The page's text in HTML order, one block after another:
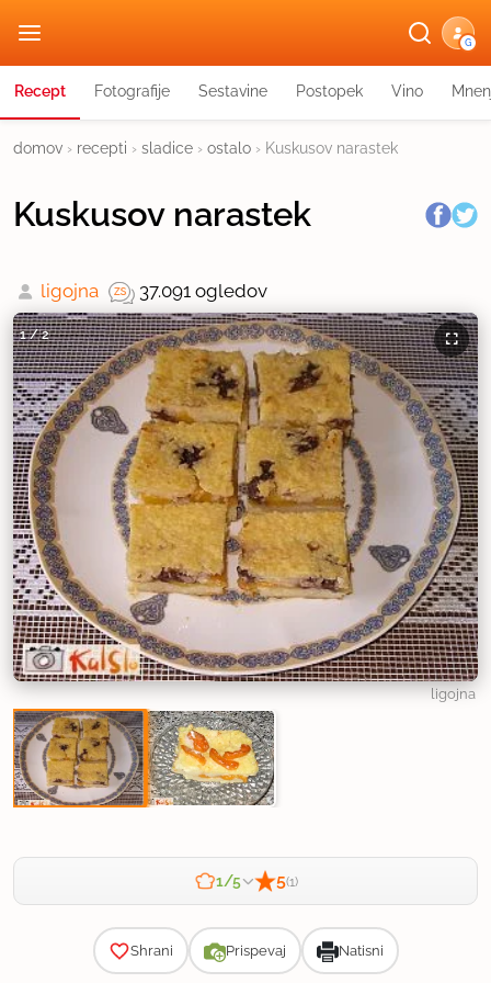
G
Recept Fotografije Sestavine Postopek Vino
domov › recepti › sladice › ostalo › Kuskusov narastek
Kuskusov narastek
ligojna 37.091 ogledov
1/2
ligojna
1/5 5(1)
Shrani Prispevaj Natisni